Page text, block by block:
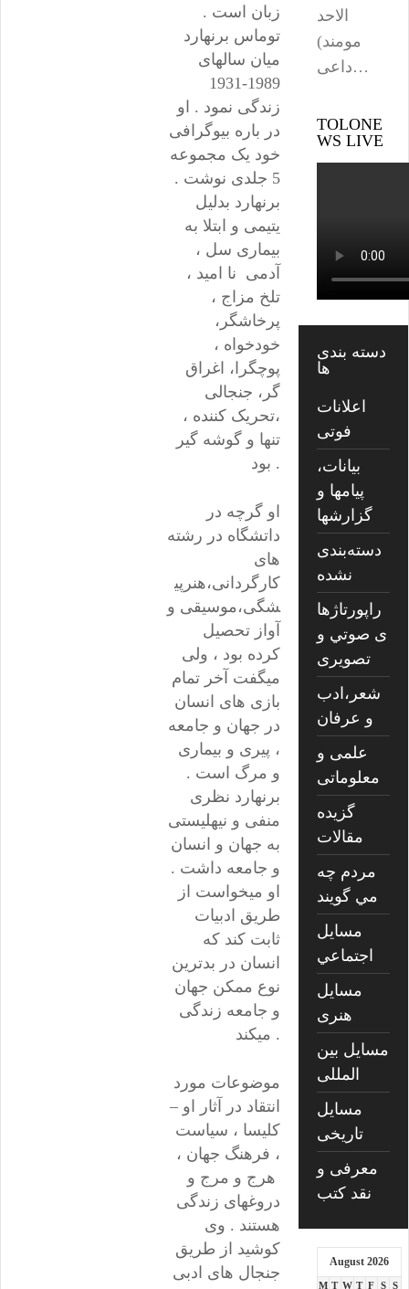
زبان است .
توماس برنهارد
میان سالهای
1989-1931
زندگی نمود . او
در باره بیوگرافی
خود یک مجموعه
5 جلدی نوشت .
برنهارد بدلیل
یتیمی و ابتلا به
بیماری سل ،
آدمی نا امید ،
تلخ مزاج ،
پرخاشگر،
خودخواه ،
پوچگرا، اغراق
گر، جنجالی
،تحریک کننده ،
تنها و گوشه گیر
بود .
او گرچه در
داتشگاه در رشته
های
کارگردانی،هنرپی
شگی،موسیقی و
آواز تحصیل
کرده بود ، ولی
میگفت آخر تمام
بازی های انسان
در جهان و جامعه
، پیری و بیماری
و مرگ است .
برنهارد نظری
منفی و نیهلیستی
به جهان و انسان
و جامعه داشت .
او میخواست از
طریق ادبیات
ثابت کند که
انسان در بدترین
نوع ممکن جهان
و جامعه زندگی
میکند .
موضوعات مورد
انتقاد در آثار او –
کلیسا ، سیاست
، فرهنگ جهان ،
هرج و مرج و
دروغهای زندگی
هستند . وی
کوشید از طریق
جنجال های ادبی
الاحد
مومند)
داعی…
TOLONE
WS LIVE
دسته بندی
ها
اعلانات
فوتی
بیانات،
پیامها و
گزارشها
دسته‌بندی
نشده
راپورتاژها
ی صوتي و
تصويری
شعر،ادب
و عرفان
علمی و
معلوماتی
گزیده
مقالات
مردم چه
مي گويند
مسايل
اجتماعي
مسايل
هنری
مسایل بین
المللی
مسایل
تاریخی
معرفی و
نقد کتب
August 2026
M T W T F S S